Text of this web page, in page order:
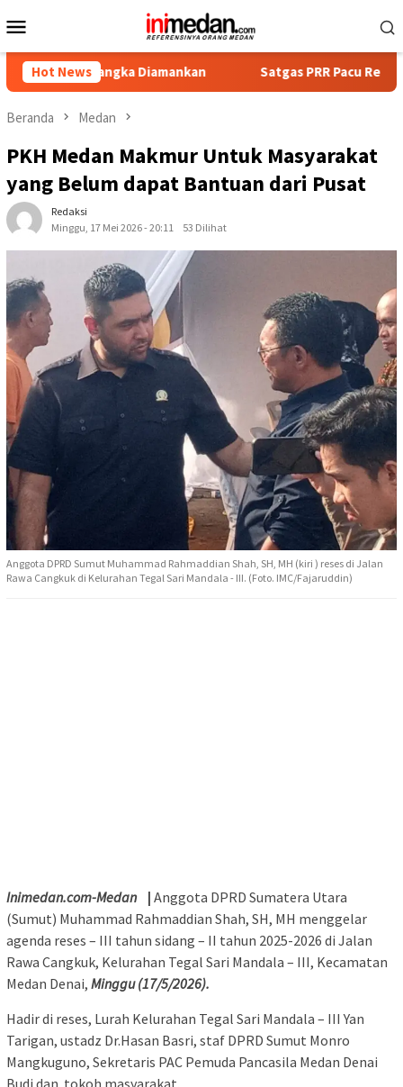
ke
Mobile
Hot News
Diamankan Satgas PRR Pacu Realisasi
Beranda Medan
PKH Medan Makmur Untuk Masyarakat
yang Belum dapat Bantuan dari Pusat
Redaksi
Minggu, 17 Mei 2026 - 20:11
53 Dilihat
Anggota DPRD Sumut Muhammad Rahmaddian Shah, SH, MH (kiri ) reses di Jalan
Rawa Cangkuk di Kelurahan Tegal Sari Mandala - III. (Foto. IMC/Fajaruddin)
Inimedan.com-Medan| Anggota DPRD Sumatera Utara
(Sumut) Muhammad Rahmaddian Shah, SH, MH menggelar
agenda reses – III tahun sidang – II tahun 2025-2026 di Jalan
Rawa Cangkuk, Kelurahan Tegal Sari Mandala – III, Kecamatan
Medan Denai, Minggu (17/5/2026).
Hadir di reses, Lurah Kelurahan Tegal Sari Mandala – III Yan
Tarigan, ustadz Dr.Hasan Basri, staf DPRD Sumut Monro
Mangkuguno, Sekretaris PAC Pemuda Pancasila Medan Denai
Budi dan tokoh masyarakat.